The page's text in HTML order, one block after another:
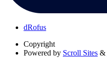
dRofus
Copyright
Powered by Scroll Sites &